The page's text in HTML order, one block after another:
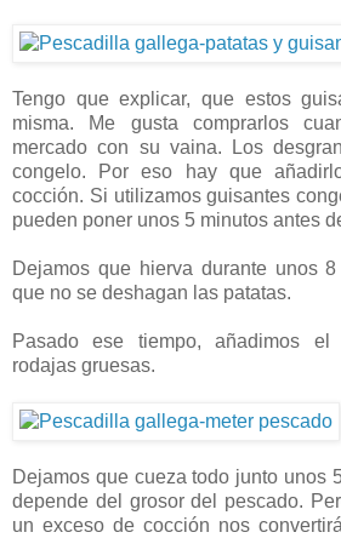
Tengo que explicar, que estos
misma. Me gusta comprarlos
mercado con su vaina. Los
congelo. Por eso hay que
cocción. Si utilizamos guisantes
pueden poner unos 5 minutos antes
Dejamos que hierva durante unos
que no se deshagan las patatas.
Pasado ese tiempo, añadimos el
rodajas gruesas.
Dejamos que cueza todo junto unos
depende del grosor del pescado.
un exceso de cocción nos